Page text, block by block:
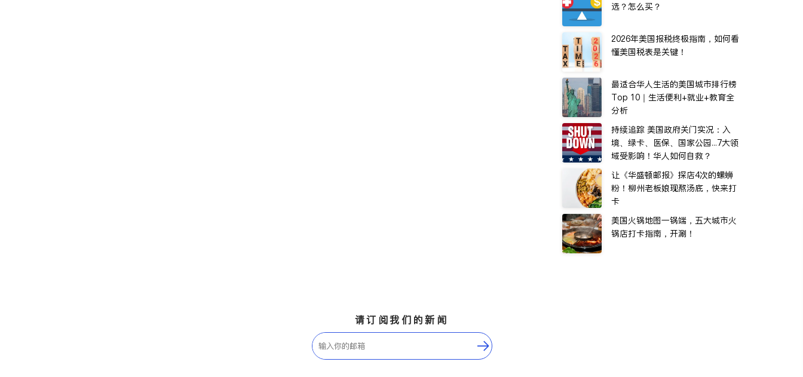
选？怎么买？
2026年美国报税终极指南，如何看
懂美国税表是关键！
最适合华人生活的美国城市排行榜
Top 10｜生活便利+就业+教育全
分析
持续追踪 美国政府关门实况：入
境、绿卡、医保、国家公园...7大领
域受影响！华人如何自救？
让《华盛顿邮报》探店4次的螺蛳
粉！柳州老板娘现熬汤底，快来打
卡
美国火锅地图一锅端，五大城市火
锅店打卡指南，开涮！
请订阅我们的新闻